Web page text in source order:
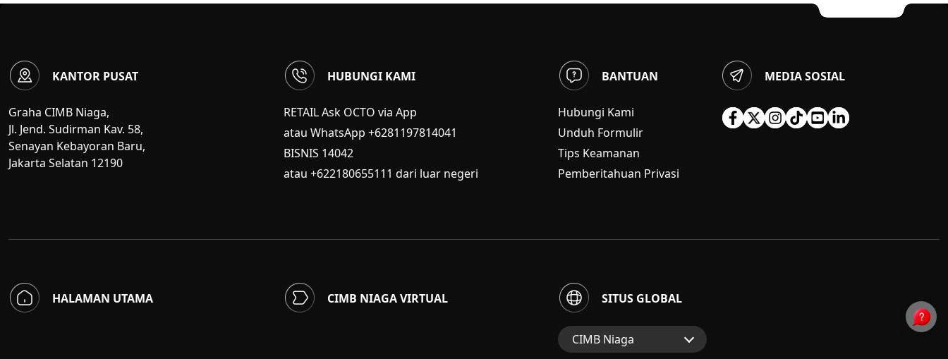
KANTOR PUSAT
Graha CIMB Niaga,
Jl. Jend. Sudirman Kav. 58,
Senayan Kebayoran Baru,
Jakarta Selatan 12190
HUBUNGI KAMI
RETAIL Ask OCTO via App
atau WhatsApp +6281197814041
BISNIS 14042
atau +622180655111 dari luar negeri
BANTUAN
Hubungi Kami
Unduh Formulir
Tips Keamanan
Pemberitahuan Privasi
MEDIA SOSIAL
HALAMAN UTAMA CIMB NIAGA VIRTUAL SITUS GLOBAL
CIMB Niaga